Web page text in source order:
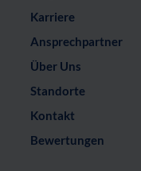
Karriere
Ansprechpartner
Über Uns
Standorte
Kontakt
Bewertungen